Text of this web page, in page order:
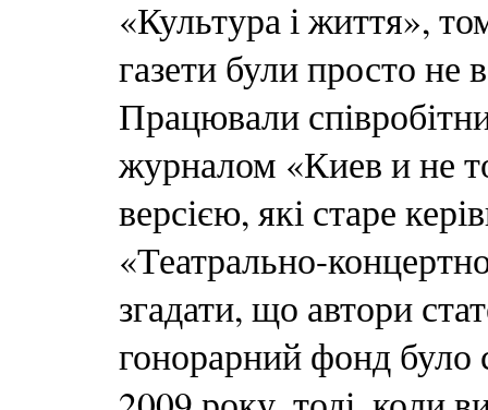
«Культура і життя»,
газети були просто не
Працювали
журналом «Киев и не
версією, які старе
«Театрально-
згадати, що автори
гонорарний фонд було